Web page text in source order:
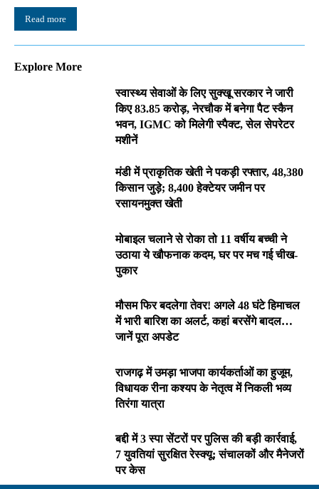
Read more
Explore More
स्वास्थ्य सेवाओं के लिए सुक्खू सरकार ने जारी
किए 83.85 करोड़, नेरचौक में बनेगा पैट स्कैन
भवन, IGMC को मिलेगी स्पैक्ट, सेल सेपरेटर
मशीनें
मंडी में प्राकृतिक खेती ने पकड़ी रफ्तार, 48,380
किसान जुड़े; 8,400 हेक्टेयर जमीन पर
रसायनमुक्त खेती
मोबाइल चलाने से रोका तो 11 वर्षीय बच्ची ने
उठाया ये खौफनाक कदम, घर पर मच गई चीख-
पुकार
मौसम फिर बदलेगा तेवर! अगले 48 घंटे हिमाचल
में भारी बारिश का अलर्ट, कहां बरसेंगे बादल…
जानें पूरा अपडेट
राजगढ़ में उमड़ा भाजपा कार्यकर्ताओं का हुजूम,
विधायक रीना कश्यप के नेतृत्व में निकली भव्य
तिरंगा यात्रा
बद्दी में 3 स्पा सेंटरों पर पुलिस की बड़ी कार्रवाई,
7 युवतियां सुरक्षित रेस्क्यू; संचालकों और मैनेजरों
पर केस